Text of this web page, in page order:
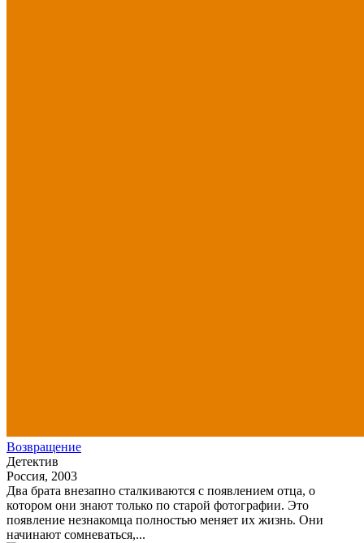
Возвращение
Детектив
Россия, 2003
Два брата внезапно сталкиваются с появлением отца, о
котором они знают только по старой фотографии. Это
появление незнакомца полностью меняет их жизнь. Они
начинают сомневаться,...